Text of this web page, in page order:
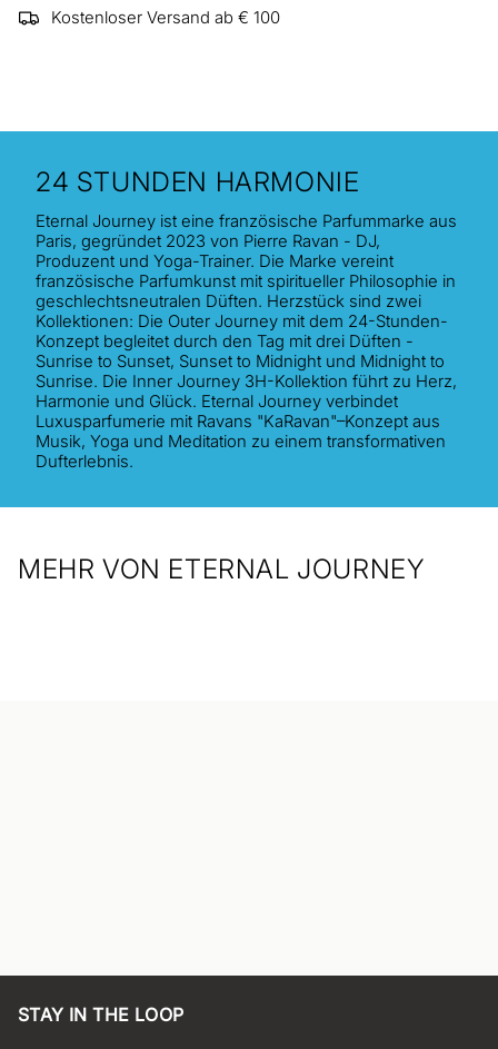
Kostenloser Versand ab € 100
24 STUNDEN HARMONIE
Eternal Journey ist eine französische Parfummarke aus
Paris, gegründet 2023 von Pierre Ravan - DJ,
Produzent und Yoga-Trainer. Die Marke vereint
französische Parfumkunst mit spiritueller Philosophie in
geschlechtsneutralen Düften. Herzstück sind zwei
Kollektionen: Die Outer Journey mit dem 24-Stunden-
Konzept begleitet durch den Tag mit drei Düften -
Sunrise to Sunset, Sunset to Midnight und Midnight to
Sunrise. Die Inner Journey 3H-Kollektion führt zu Herz,
Harmonie und Glück. Eternal Journey verbindet
Luxusparfumerie mit Ravans "KaRavan"–Konzept aus
Musik, Yoga und Meditation zu einem transformativen
Dufterlebnis.
MEHR VON ETERNAL JOURNEY
STAY IN THE LOOP